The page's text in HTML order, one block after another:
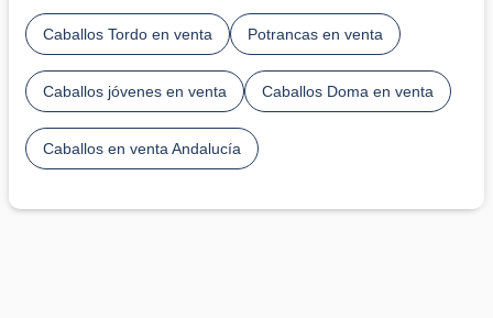
Caballos Tordo en venta Potrancas en venta
Caballos jóvenes en venta Caballos Doma en venta
Caballos en venta Andalucía